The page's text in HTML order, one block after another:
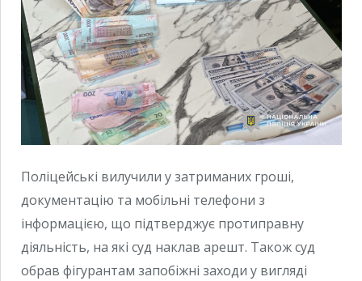
Поліцейські вилучили у затриманих гроші,
документацію та мобільні телефони з
інформацією, що підтверджує протиправну
діяльність, на які суд наклав арешт. Також суд
обрав фігурантам запобіжні заходи у вигляді